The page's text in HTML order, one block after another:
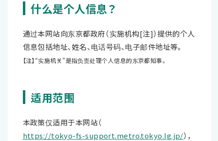
什么是个人信息？
通过本网站向东京都政府（实施机构[注]）提供的个人
信息包括地址、姓名、电话号码、电子邮件地址等。
【注】“实施机关”是指负责处理个人信息的东京都知事。
适用范围
本政策仅适用于本网站（
https://tokyo-fs-support.metro.tokyo.lg.jp/），